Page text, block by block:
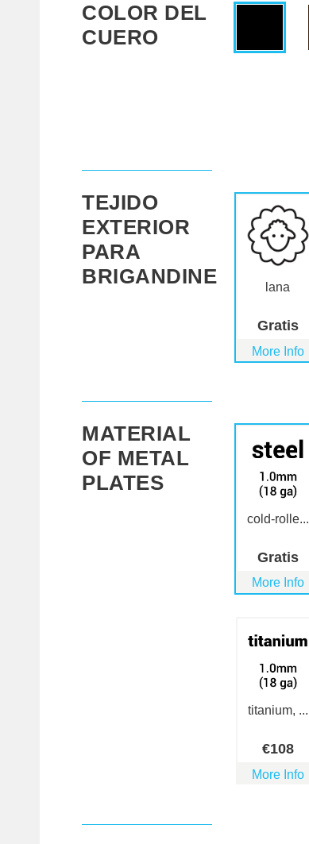
COLOR DEL
CUERO
TEJIDO
EXTERIOR
PARA
BRIGANDINE
lana
Gratis
More Info
MATERIAL
OF METAL
PLATES
cold-rolle...
Gratis
More Info
titanium, ...
€108
More Info